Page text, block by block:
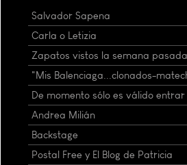
Salvador Sapena
Carla o Letizia
Zapatos vistos la semana pasada
"Mis Balenciaga...clonados-
De momento sólo es válido
Andrea Milián
Backstage
Postal Free y El Blog de Patricia